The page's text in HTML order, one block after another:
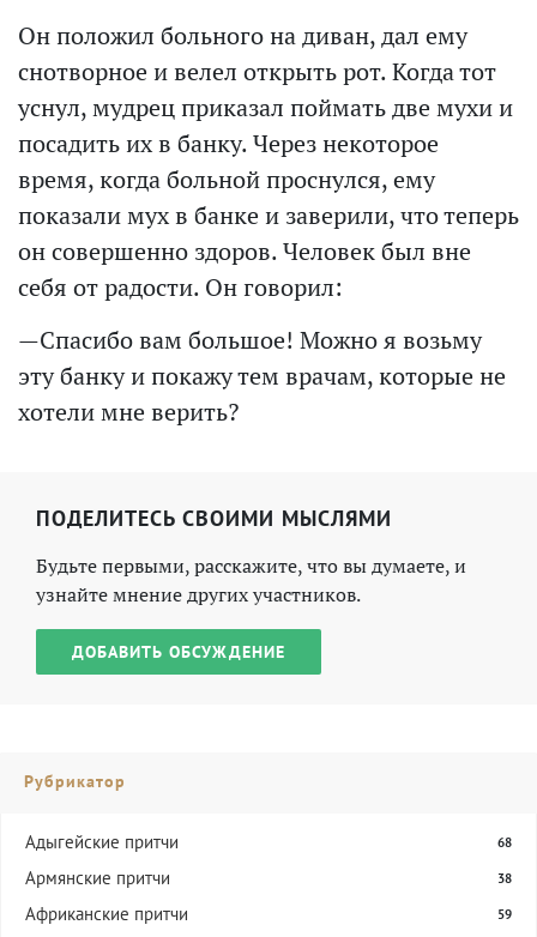
Он положил больного на диван, дал ему
снотворное и велел открыть рот. Когда тот
уснул, мудрец приказал поймать две мухи и
посадить их в банку. Через некоторое
время, когда больной проснулся, ему
показали мух в банке и заверили, что теперь
он совершенно здоров. Человек был вне
себя от радости. Он говорил:
—Спасибо вам большое! Можно я возьму
эту банку и покажу тем врачам, которые не
хотели мне верить?
ПОДЕЛИТЕСЬ СВОИМИ МЫСЛЯМИ
Будьте первыми, расскажите, что вы думаете, и
узнайте мнение других участников.
ДОБАВИТЬ ОБСУЖДЕНИЕ
Рубрикатор
Адыгейские притчи 68
Армянские притчи 38
Африканские притчи 59